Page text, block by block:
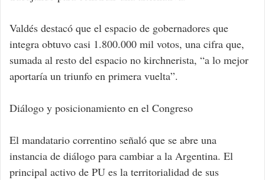
Valdés destacó que el espacio de gobernadores que
integra obtuvo casi 1.800.000 mil votos, una cifra que,
sumada al resto del espacio no kirchnerista, “a lo mejor
aportaría un triunfo en primera vuelta”.
Diálogo y posicionamiento en el Congreso
El mandatario correntino señaló que se abre una
instancia de diálogo para cambiar a la Argentina. El
principal activo de PU es la territorialidad de sus